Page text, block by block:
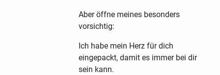
Aber öffne meines besonders
vorsichtig:
Ich habe mein Herz für dich
eingepackt, damit es immer bei dir
sein kann.